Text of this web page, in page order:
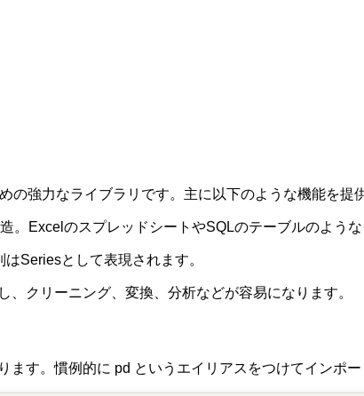
強力なライブラリです。主に以下のような機能を提
。ExcelのスプレッドシートやSQLのテーブルのような
Seriesとして表現されます。
クリーニング、変換、分析などが容易になります。
す。慣例的に pd というエイリアスをつけてインポー